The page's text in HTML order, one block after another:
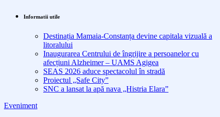
Informatii utile
Destinația Mamaia-Constanța devine capitala vizuală a
litoralului
Inaugurarea Centrului de îngrijire a persoanelor cu
afecțiuni Alzheimer – UAMS Agigea
SEAS 2026 aduce spectacolul în stradă
Proiectul „Safe City”
SNC a lansat la apă nava „Histria Elara”
Eveniment